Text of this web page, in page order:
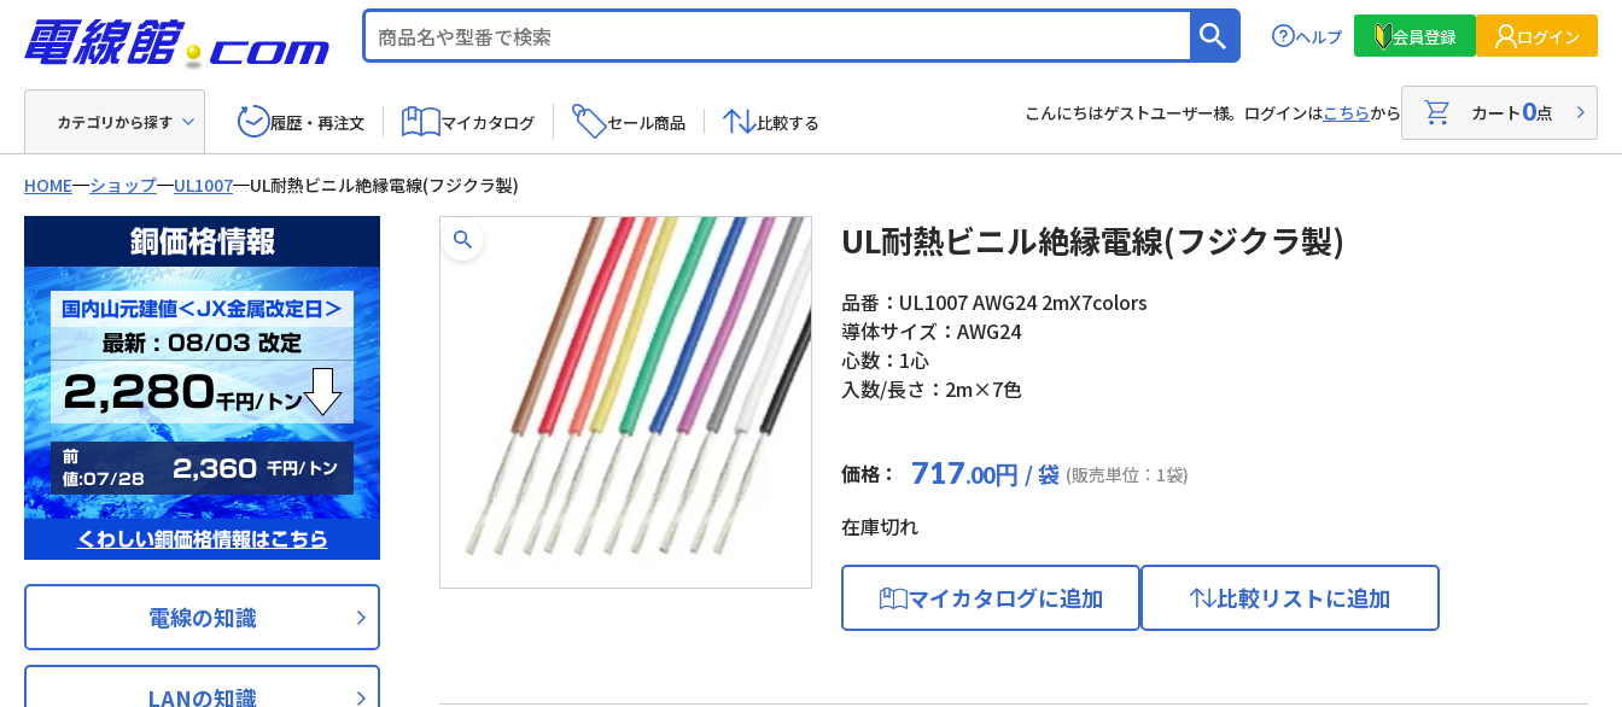
ヘルプ 会員登録 ログイン
カテゴリから探す 履歴・再注文 マイカタログ セール商品 比較する こんにちはゲストユーザー様。ログインはこちらから カート0点
HOME ショップ UL1007 UL耐熱ビニル絶縁電線(フジクラ製)
銅価格情報
国内山元建値＜JX金属改定日＞
最新 : 08/03 改定
2,280千円/トン
前
値:07/28
2,360 千円/トン
くわしい銅価格情報はこちら
電線の知識
LANの知識
UL耐熱ビニル絶縁電線(フジクラ製)
品番：UL1007 AWG24 2mX7colors
導体サイズ：AWG24
心数：1心
入数/長さ：2m×7色
価格： 717.00円 / 袋 (販売単位：1袋)
在庫切れ
マイカタログに追加 比較リストに追加